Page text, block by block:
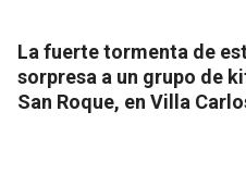
La fuerte tormenta de
sorpresa a un grupo de
San Roque, en Villa